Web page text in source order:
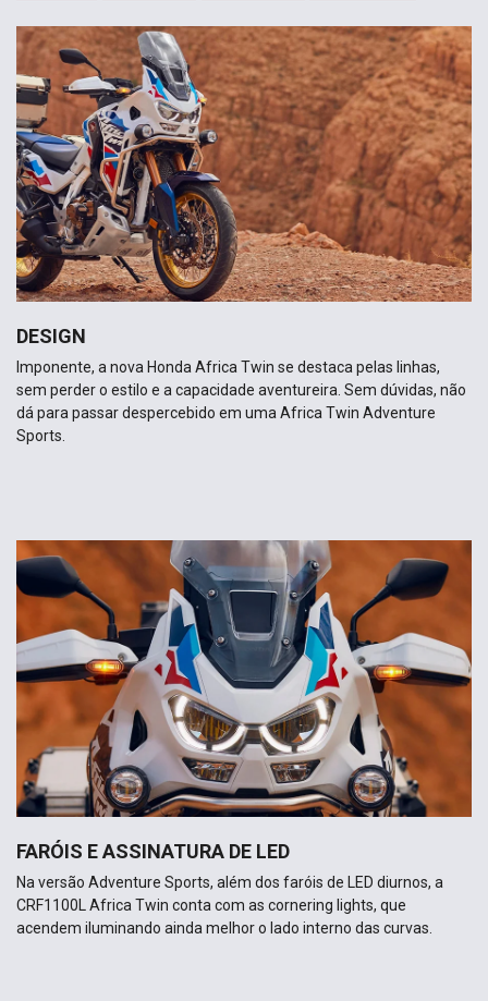
DESIGN
Imponente, a nova Honda Africa Twin se destaca pelas linhas,
sem perder o estilo e a capacidade aventureira. Sem dúvidas, não
dá para passar despercebido em uma Africa Twin Adventure
Sports.
FARÓIS E ASSINATURA DE LED
Na versão Adventure Sports, além dos faróis de LED diurnos, a
CRF1100L Africa Twin conta com as cornering lights, que
acendem iluminando ainda melhor o lado interno das curvas.